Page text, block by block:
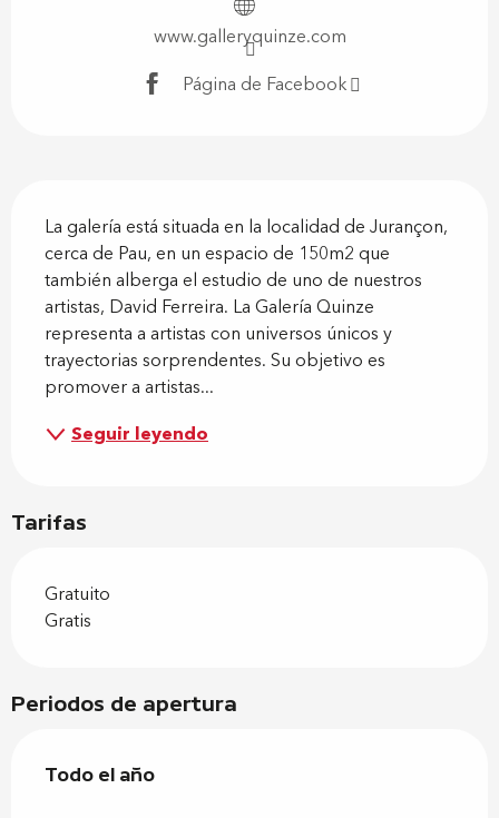
www.galleryquinze.com
Página de Facebook
La galería está situada en la localidad de Jurançon,
cerca de Pau, en un espacio de 150m2 que
también alberga el estudio de uno de nuestros
artistas, David Ferreira. La Galería Quinze
representa a artistas con universos únicos y
trayectorias sorprendentes. Su objetivo es
promover a artistas...
Seguir leyendo
Tarifas
Gratuito
Gratis
Periodos de apertura
Todo el año
Todo el año